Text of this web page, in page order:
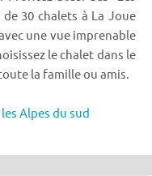
30 chalets à La Joue
une vue imprenable
le chalet dans le
la famille ou amis.
Alpes du sud